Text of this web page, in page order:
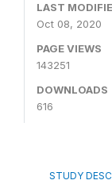
LAST
Oct 08, 2020
PAGE VIEWS
143251
DOWNLOADS
616
STUDY